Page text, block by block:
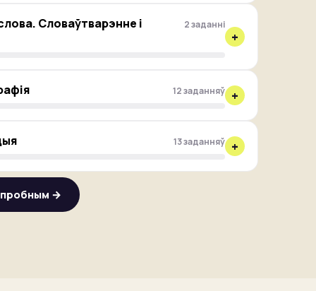
Словаўтварэнне і
2 заданні
+
12 заданняў +
13 заданняў +
→